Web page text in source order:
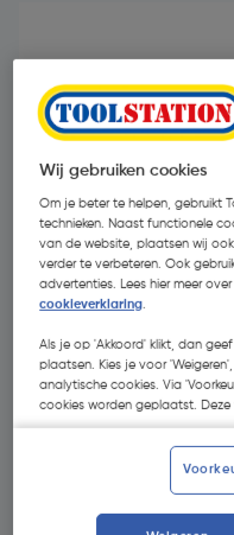
€ 29,90| Excl. btw €
GRATIS bitset
Wij gebruiken cookies
Om je beter te helpen, gebruikt
technieken. Naast functionele
van de website, plaatsen wij
verder te verbeteren. Ook
advertenties. Lees hier meer
cookieverklaring
Als je op 'Akkoord' klikt, dan
plaatsen. Kies je voor
analytische cookies. Via
cookies worden geplaatst. Deze